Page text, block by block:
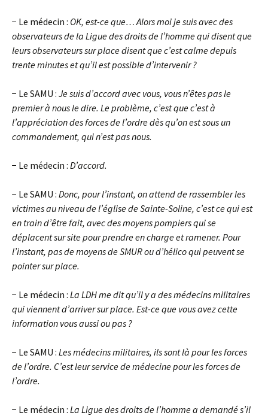
− Le médecin : OK, est-ce que… Alors moi je suis avec des
observateurs de la Ligue des droits de l’homme qui disent que
leurs observateurs sur place disent que c’est calme depuis
trente minutes et qu’il est possible d’intervenir ?
− Le SAMU : Je suis d’accord avec vous, vous n’êtes pas le
premier à nous le dire. Le problème, c’est que c’est à
l’appréciation des forces de l’ordre dès qu’on est sous un
commandement, qui n’est pas nous.
− Le médecin : D’accord.
− Le SAMU : Donc, pour l’instant, on attend de rassembler les
victimes au niveau de l’église de Sainte-Soline, c’est ce qui est
en train d’être fait, avec des moyens pompiers qui se
déplacent sur site pour prendre en charge et ramener. Pour
l’instant, pas de moyens de SMUR ou d’hélico qui peuvent se
pointer sur place.
− Le médecin : La LDH me dit qu’il y a des médecins militaires
qui viennent d’arriver sur place. Est-ce que vous avez cette
information vous aussi ou pas ?
− Le SAMU : Les médecins militaires, ils sont là pour les forces
de l’ordre. C’est leur service de médecine pour les forces de
l’ordre.
− Le médecin : La Ligue des droits de l’homme a demandé s’il